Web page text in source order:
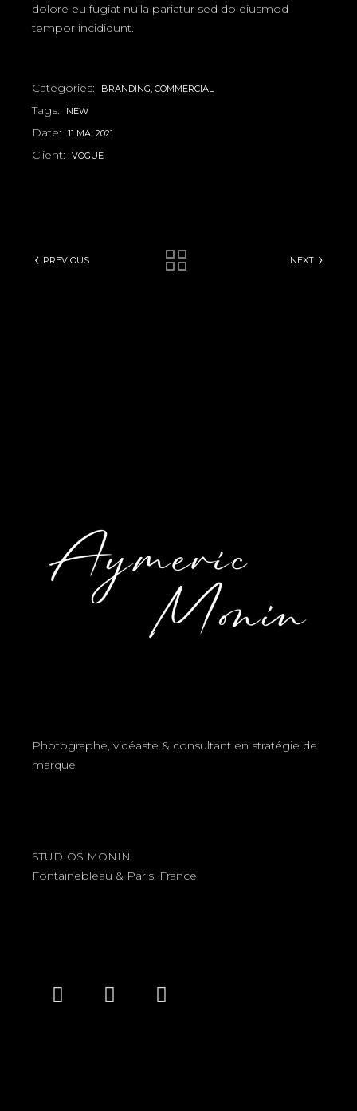
dolore eu fugiat nulla pariatur sed do eiusmod
tempor incididunt.
Categories: BRANDING COMMERCIAL
Tags: NEW
Date: 11 MAI 2021
Client: VOGUE
PREVIOUS NEXT
Photographe, vidéaste & consultant en stratégie de
marque
STUDIOS MONIN
Fontainebleau & Paris, France